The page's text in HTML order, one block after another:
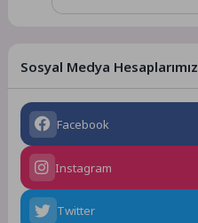
Sosyal Medya Hesaplarımız
Facebook
Instagram
Twitter